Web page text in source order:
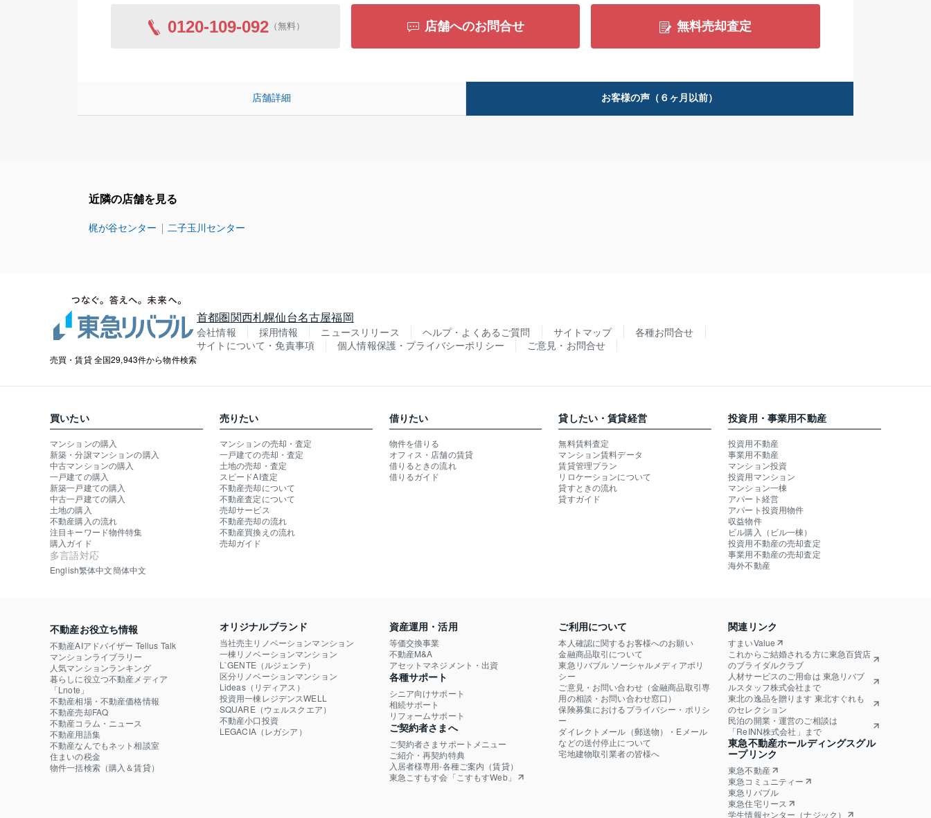
0120-109-092 （無料） 店舗へのお問合せ 無料売却査定
店舗詳細 お客様の声（６ヶ月以前）
近隣の店舗を見る
梶が谷センター 二子玉川センター
売買・賃貸 全国29,943件から物件検索
首都圏関西札幌仙台名古屋福岡
会社情報 採用情報 ニュースリリース ヘルプ・よくあるご質問 サイトマップ
各種お問合せ
サイトについて・免責事項
個人情報保護・プライバシーポリシー ご意見・お問合せ
買いたい
マンションの購入
新築・分譲マンションの購入
中古マンションの購入
一戸建ての購入
新築一戸建ての購入
中古一戸建ての購入
土地の購入
不動産購入の流れ
注目キーワード物件特集
購入ガイド
多言語対応
English繁体中文簡体中文
売りたい
マンションの売却・査定
一戸建ての売却・査定
土地の売却・査定
スピードAI査定
不動産売却について
不動産査定について
売却サービス
不動産売却の流れ
不動産買換えの流れ
売却ガイド
借りたい
物件を借りる
オフィス・店舗の賃貸
借りるときの流れ
借りるガイド
貸したい・賃貸経営
無料賃料査定
マンション賃料データ
賃貸管理プラン
リロケーションについて
貸すときの流れ
貸すガイド
投資用・事業用不動産
投資用不動産
事業用不動産
マンション投資
投資用マンション
マンション一棟
アパート経営
アパート投資用物件
収益物件
ビル購入（ビル一棟）
投資用不動産の売却査定
事業用不動産の売却査定
海外不動産
不動産お役立ち情報
不動産AIアドバイザー Tellus Talk
マンションライブラリー
人気マンションランキング
暮らしに役立つ不動産メディア
「Lnote」
不動産相場・不動産価格情報
不動産売却FAQ
不動産コラム・ニュース
不動産用語集
不動産なんでもネット相談室
住まいの税金
物件一括検索（購入＆賃貸）
オリジナルブランド
当社売主リノベーションマンション
一棟リノベーションマンション
L`GENTE（ルジェンテ）
区分リノベーションマンション
Lideas（リディアス）
投資用一棟レジデンスWELL
SQUARE（ウェルスクエア）
不動産小口投資
LEGACIA（レガシア）
資産運用・活用
等価交換事業
不動産M&A
アセットマネジメント・出資
各種サポート
シニア向けサポート
相続サポート
リフォームサポート
ご契約者さまへ
ご契約者さまサポートメニュー
ご紹介・再契約特典
入居者様専用-各種ご案内（賃貸）
東急こすもす会「こすもすWeb」
ご利用について
本人確認に関するお客様へのお願い
金融商品取引について
東急リバブル ソーシャルメディアポリ
シー
ご意見・お問い合わせ（金融商品取引専
用の相談・お問い合わせ窓口）
保険募集におけるプライバシー・ポリシ
ー
ダイレクトメール（郵送物）・Eメール
などの送付停止について
宅地建物取引業者の皆様へ
関連リンク
すまいValue
これからご結婚される方に東急百貨店
のブライダルクラブ
人材サービスのご用命は 東急リバブ
ルスタッフ株式会社まで
東北の逸品を贈ります 東北すぐれも
のセレクション
民泊の開業・運営のご相談は
「ReINN株式会社」まで
東急不動産ホールディングスグル
ープリンク
東急不動産
東急コミュニティー
東急リバブル
東急住宅リース
学生情報センター（ナジック）